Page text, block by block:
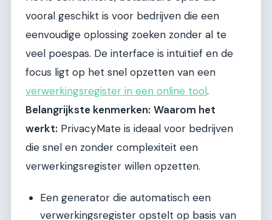
vooral geschikt is voor bedrijven die een
eenvoudige oplossing zoeken zonder al te
veel poespas. De interface is intuïtief en de
focus ligt op het snel opzetten van een
verwerkingsregister in een online tool.
Belangrijkste kenmerken: Waarom het
werkt: PrivacyMate is ideaal voor bedrijven
die snel en zonder complexiteit een
verwerkingsregister willen opzetten.
Een generator die automatisch een
verwerkingsregister opstelt op basis van